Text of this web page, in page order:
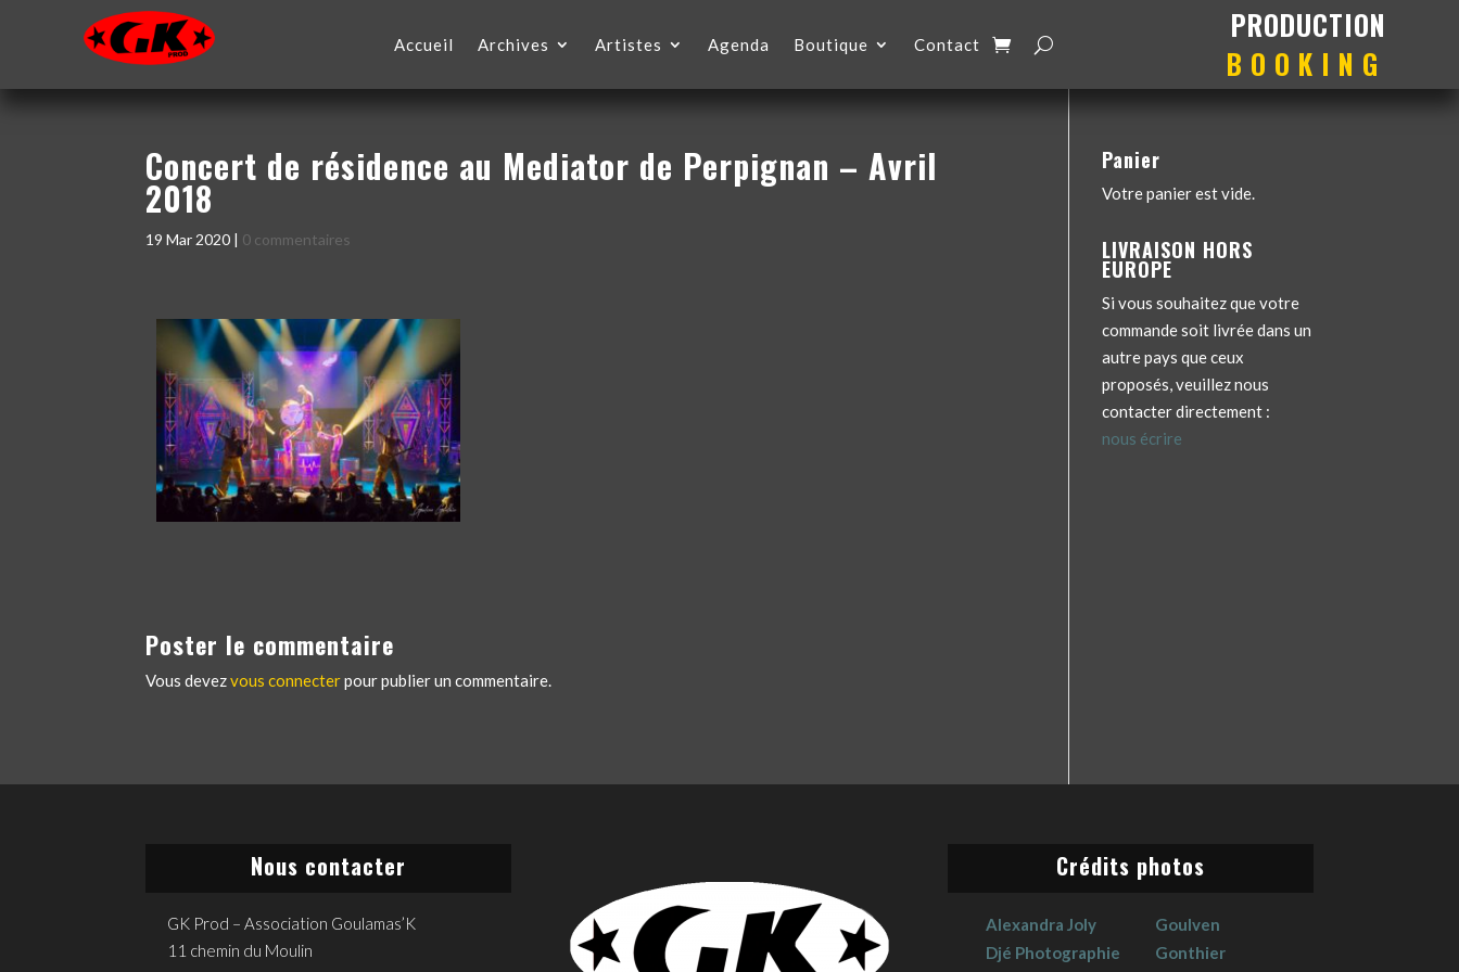
Accueil Archives Artistes Agenda Boutique Contact production
booking
Concert de résidence au Mediator de Perpignan – Avril
2018
19 Mar 2020 | 0 commentaires
Poster le commentaire
Vous devezvous connecterpour publier un commentaire.
Panier
Votre panier est vide.
LIVRAISON HORS
EUROPE
Si vous souhaitez que votre
commande soit livrée dans un
autre pays que ceux
proposés, veuillez nous
contacter directement :
nous écrire
Nous contacter
GK Prod – Association Goulamas’K
11 chemin du Moulin
Crédits photos
Alexandra Joly
Djé Photographie
Goulven
Gonthier